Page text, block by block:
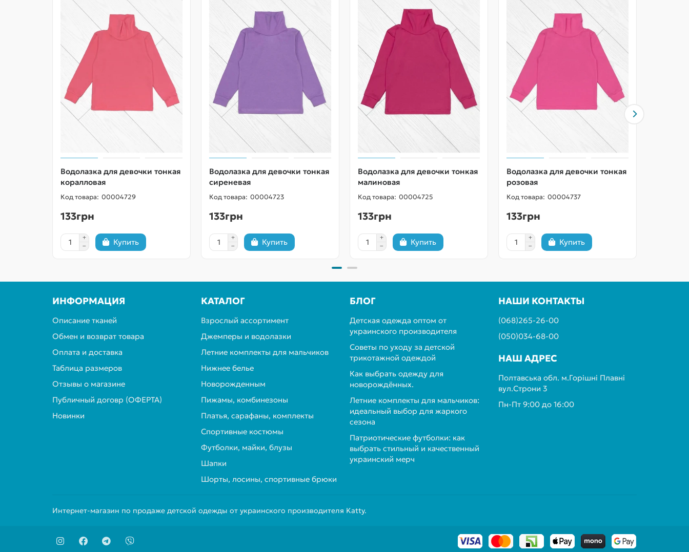
Водолазка для девочки тонкая
коралловая
00004729
133грн
Купить
Водолазка для девочки тонкая
сиреневая
00004723
133грн
Купить
Водолазка для девочки тонкая
малиновая
00004725
133грн
Купить
Водолазка для девочки тонкая
розовая
00004737
133грн
Купить
ИНФОРМАЦИЯ
Описание тканей
Обмен и возврат товара
Оплата и доставка
Таблица размеров
Отзывы о магазине
Публичный договр (ОФЕРТА)
Новинки
КАТАЛОГ
Взрослый ассортимент
Джемперы и водолазки
Летние комплекты для мальчиков
Нижнее белье
Новорожденным
Пижамы, комбинезоны
Платья, сарафаны, комплекты
Спортивные костюмы
Футболки, майки, блузы
Шапки
Шорты, лосины, спортивные брюки
БЛОГ
Детская одежда оптом от
украинского производителя
Советы по уходу за детской
трикотажной одеждой
Как выбрать одежду для
новорождённых.
Летние комплекты для мальчиков:
идеальный выбор для жаркого
сезона
Патриотические футболки: как
выбрать стильный и качественный
украинский мерч
НАШИ КОНТАКТЫ
(068)265-26-00
(050)034-68-00
НАШ АДРЕС
Полтавська обл. м.Горішні Плавні
вул.Строни 3
Пн-Пт 9:00 до 16:00
Интернет-магазин по продаже детской одежды от украинского производителя Katty.